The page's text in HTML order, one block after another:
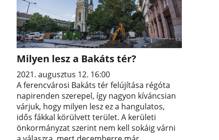
Milyen lesz a Bakáts tér?
2021. augusztus 12. 16:00
A ferencvárosi Bakáts tér felújítása régóta
napirenden szerepel, így nagyon kíváncsian
várjuk, hogy milyen lesz ez a hangulatos,
idős fákkal körülvett terület. A kerületi
önkormányzat szerint nem kell sokáig várni